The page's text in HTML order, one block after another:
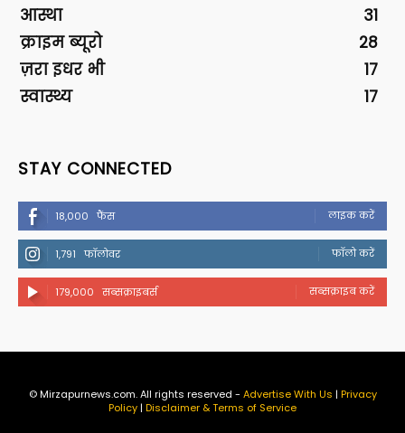
आस्था
31
क्राइम ब्यूरो
28
ज़रा इधर भी
17
स्वास्थ्य
17
STAY CONNECTED
18,000 फैंस लाइक करें
1,791 फॉलोवर फॉलो करें
179,000 सब्सक्राइबर्स सब्सक्राइब करें
© Mirzapurnews.com. All rights reserved - Advertise With Us | Privacy
Policy| Disclaimer & Terms of Service